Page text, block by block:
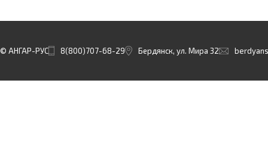
© АНГАР-РУС 8(800)707-68-29 Бердянск, ул. Мира 32